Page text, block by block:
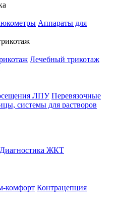
Аппараты для
Лечебный трикотаж
ЛПУ Перевязочные
системы для растворов
Диагностика ЖКТ
комфорт Контрацепция